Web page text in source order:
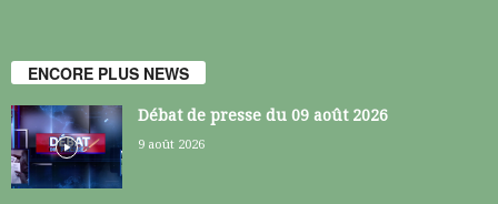
ENCORE PLUS NEWS
Débat de presse du 09 août 2026
9 août 2026